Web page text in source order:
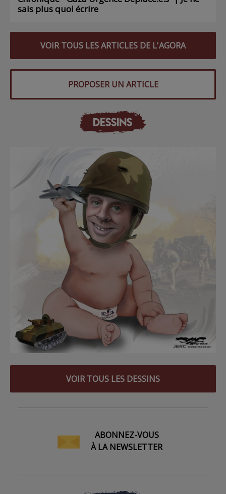
sais plus quoi écrire
VOIR TOUS LES ARTICLES DE L'AGORA
PROPOSER UN ARTICLE
DESSINS
VOIR TOUS LES DESSINS
ABONNEZ-VOUS
À LA NEWSLETTER